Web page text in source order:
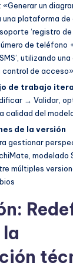
«Generar un
una plataforma de
‘registro de
de teléfono
utilizando
control de acceso»
de trabajo
→ Validar,
calidad del
de la versión
gestionar
modelado
múltiples